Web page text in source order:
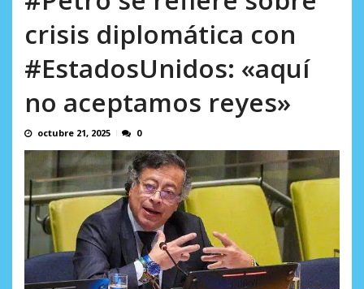
crisis diplomática con
#EstadosUnidos: «aquí
no aceptamos reyes»
octubre 21, 2025 0